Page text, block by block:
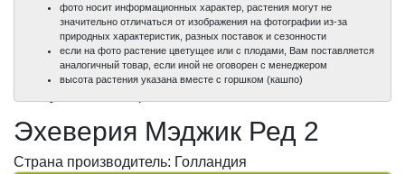
100%
100%
фото носит информационных характер, растения могут не
значительно отличаться от изображения на фотографии из-за
природных характеристик, разных поставок и сезонности
если на фото растение цветущее или с плодами, Вам поставляется
аналогичный товар, если иной не оговорен с менеджером
высота растения указана вместе с горшком (кашпо)
Эхеверия Мэджик Ред 2
Страна производитель: Голландия